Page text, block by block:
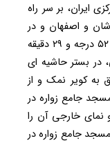
ایران، بر سر راه
و اصفهان و در
مسیر راه آهن کاشان به یزد و در موقعیـت ۵۲ درجه و ۲۹ دقیقه
عرض شمالی، در بستر حاشیه ای
به کویر نمک و از
جامع زواره در
و نمای خارجی آن را
جامع زواره در